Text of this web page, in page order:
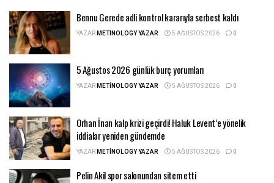
Bennu Gerede adli kontrol kararıyla serbest kaldı
YAZARMETINOLOGY YAZAR 5 AĞUSTOS 2026 0
5 Ağustos 2026 günlük burç yorumları
YAZARMETINOLOGY YAZAR 5 AĞUSTOS 2026 0
Orhan İnan kalp krizi geçirdi! Haluk Levent’e yönelik
iddialar yeniden gündemde
YAZARMETINOLOGY YAZAR 5 AĞUSTOS 2026 0
Pelin Akil spor salonundan sitem etti